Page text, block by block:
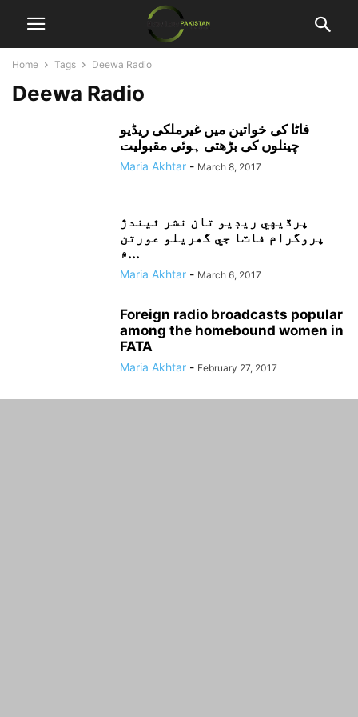
Home Tags Deewa Radio
Deewa Radio
فاٹا کی خواتین میں غیرملکی ریڈیو
چینلوں کی بڑھتی ہوئی مقبولیت
Maria Akhtar - March 8, 2017
پرڏيهي ريڊيو تان نشر ٿيندڙ
پروگرام فاٽا جي گھريلو عورتن
۾...
Maria Akhtar - March 6, 2017
Foreign radio broadcasts popular
among the homebound women in
FATA
Maria Akhtar - February 27, 2017